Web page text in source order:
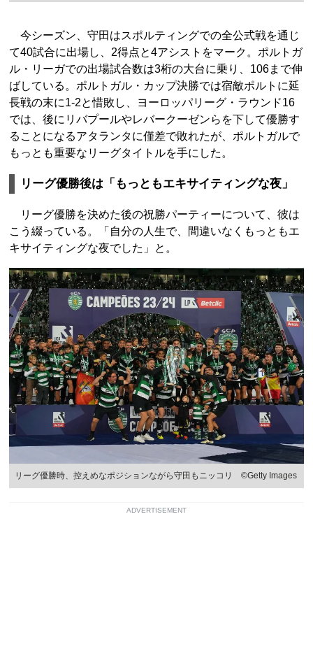
今シーズン、守田はスポルティングでの全公式戦を通じ
て40試合に出場し、2得点と4アシストをマーク。ポルトガ
ル・リーガでの出場試合数は3桁の大台に乗り、106まで伸
ばしている。ポルトガル・カップ決勝では宿敵ポルトに延
長戦の末に1-2と惜敗し、ヨーロッパリーグ・ラウンド16
では、後にリバプールやレバークーゼンらを下して優勝す
ることになるアタランタに僅差で敗れたが、ポルトガルで
もっとも重要なリーグタイトルを手にした。
リーグ優勝後は「もっともエキサイティングな夜」
リーグ優勝を決めた後の祝勝パーティーについて、彼は
こう綴っている。「自分の人生で、間違いなくもっともエ
キサイティングな夜でした」と。
リーグ優勝時、控えめなポジションながら守田もニッコリ ©Getty Images
ADVERTISEMENT